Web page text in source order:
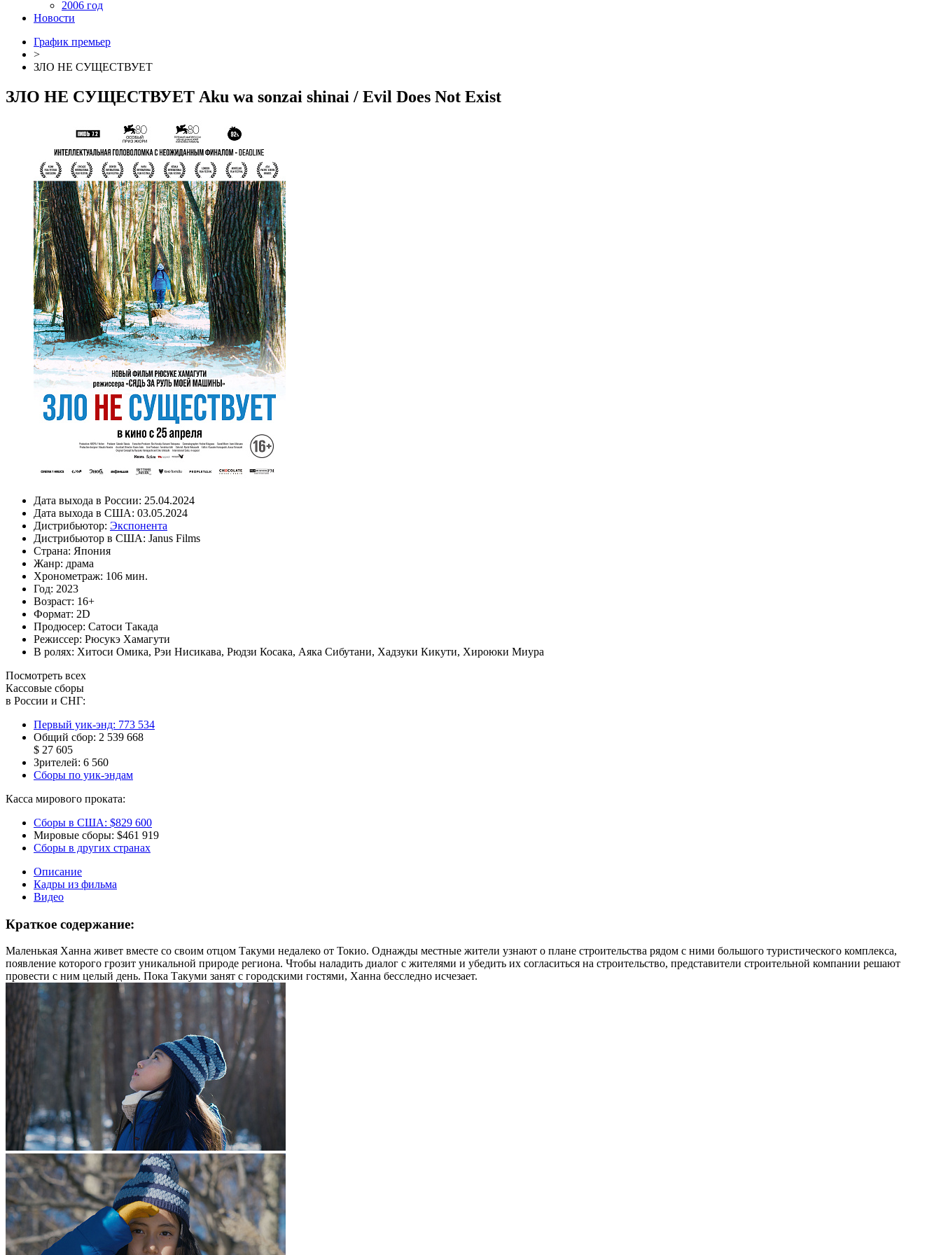
2006 год
Новости
График премьер
>
ЗЛО НЕ СУЩЕСТВУЕТ
ЗЛО НЕ СУЩЕСТВУЕТ Aku wa sonzai shinai / Evil Does Not Exist
Дата выхода в России: 25.04.2024
Дата выхода в США: 03.05.2024
Дистрибьютор: Экспонента
Дистрибьютор в США: Janus Films
Страна: Япония
Жанр: драма
Хронометраж: 106 мин.
Год: 2023
Возраст: 16+
Формат: 2D
Продюсер: Сатоси Такада
Режиссер: Рюсукэ Хамагути
В ролях: Хитоси Омика, Рэи Нисикава, Рюдзи Косака, Аяка Сибутани, Хадзуки Кикути, Хироюки Миура
Посмотреть всех
Кассовые сборы
в России и СНГ:
Первый уик-энд: 773 534
Общий сбор: 2 539 668
$ 27 605
Зрителей: 6 560
Сборы по уик-эндам
Касса мирового проката:
Сборы в США: $829 600
Мировые сборы: $461 919
Сборы в других странах
Описание
Кадры из фильма
Видео
Краткое содержание:
Маленькая Ханна живет вместе со своим отцом Такуми недалеко от Токио. Однажды местные жители узнают о плане строительства рядом с ними большого туристического комплекса,
появление которого грозит уникальной природе региона. Чтобы наладить диалог с жителями и убедить их согласиться на строительство, представители строительной компании решают
провести с ним целый день. Пока Такуми занят с городскими гостями, Ханна бесследно исчезает.